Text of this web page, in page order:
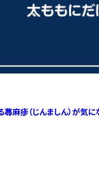
麻疹（じんましん）が気に